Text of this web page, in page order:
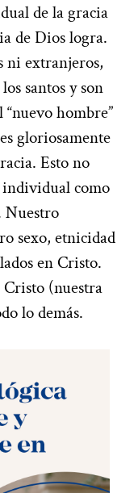
de la gracia
de Dios logra.
ni extranjeros,
santos y son
hombre”
gloriosamente
Esto no
como
Nuestro
sexo, etnicidad
en Cristo.
(nuestra
lo demás.